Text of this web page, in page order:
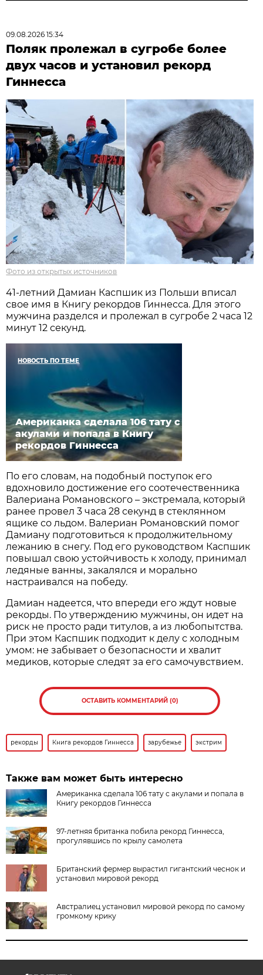
09.08.2026 15:34
Поляк пролежал в сугробе более
двух часов и установил рекорд
Гиннесса
Фото из открытых источников
41-летний Дамиан Каспшик из Польши вписал
свое имя в Книгу рекордов Гиннесса. Для этого
мужчина разделся и пролежал в сугробе 2 часа 12
минут 12 секунд.
НОВОСТЬ ПО ТЕМЕ
Американка сделала 106 тату с
акулами и попала в Книгу
рекордов Гиннесса
По его словам, на подобный поступок его
вдохновило достижение его соотечественника
Валериана Романовского – экстремала, который
ранее провел 3 часа 28 секунд в стеклянном
ящике со льдом. Валериан Романовский помог
Дамиану подготовиться к продолжительному
лежанию в снегу. Под его руководством Каспшик
повышал свою устойчивость к холоду, принимал
ледяные ванны, закалялся и морально
настраивался на победу.
Дамиан надеется, что впереди его ждут новые
рекорды. По утверждению мужчины, он идет на
риск не просто ради титулов, а из любопытства.
При этом Каспшик подходит к делу с холодным
умом: не забывает о безопасности и хвалит
медиков, которые следят за его самочувствием.
ОСТАВИТЬ КОММЕНТАРИЙ (0)
рекорды Книга рекордов Гиннесса зарубежье экстрим
Также вам может быть интересно
Американка сделала 106 тату с акулами и попала в
Книгу рекордов Гиннесса
97-летняя британка побила рекорд Гиннесса,
прогулявшись по крылу самолета
Британский фермер вырастил гигантский чеснок и
установил мировой рекорд
Австралиец установил мировой рекорд по самому
громкому крику